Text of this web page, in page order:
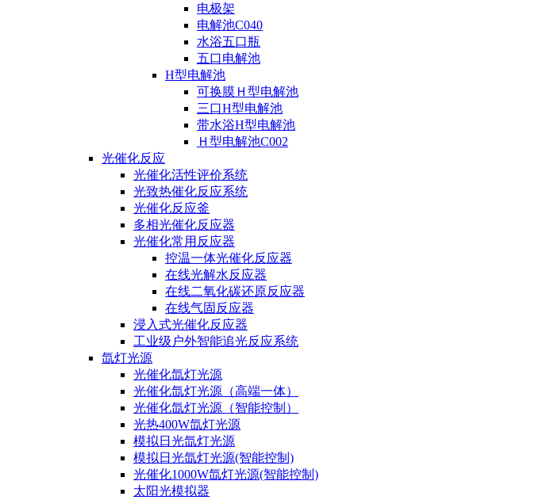
电极架
电解池C040
水浴五口瓶
五口电解池
H型电解池
可换膜Ｈ型电解池
三口H型电解池
带水浴H型电解池
Ｈ型电解池C002
光催化反应
光催化活性评价系统
光致热催化反应系统
光催化反应釜
多相光催化反应器
光催化常用反应器
控温一体光催化反应器
在线光解水反应器
在线二氧化碳还原反应器
在线气固反应器
浸入式光催化反应器
工业级户外智能追光反应系统
氙灯光源
光催化氙灯光源
光催化氙灯光源（高端一体）
光催化氙灯光源（智能控制）
光热400W氙灯光源
模拟日光氙灯光源
模拟日光氙灯光源(智能控制)
光催化1000W氙灯光源(智能控制)
太阳光模拟器